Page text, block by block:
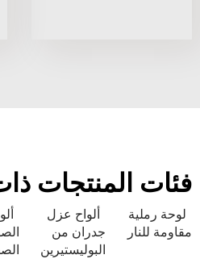
فئات المنتجات
لوحة رملية
مقاومة للنار
ألواح عزل
جدران من
البوليستيرين